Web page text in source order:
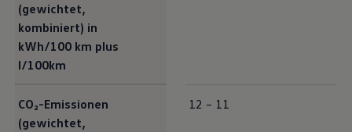
(gewichtet,
kombiniert) in
kWh/100 km plus
l/100km
CO₂-Emissionen
(gewichtet,
12 – 11